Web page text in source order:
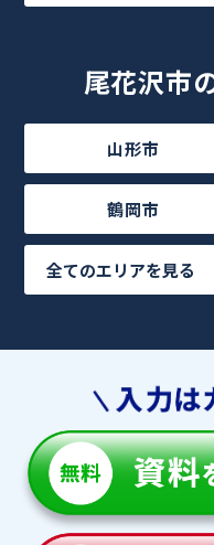
尾花沢市
山形市
鶴岡市
全てのエリアを見る